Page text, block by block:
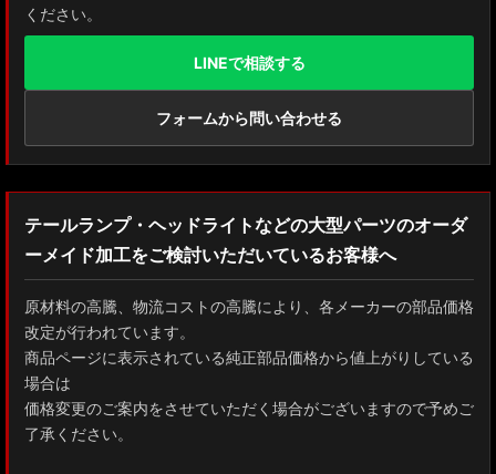
MXAA54 AXAH54/52 RAV4
GDJ150W/151 WTRJ150 ランドクルーザー プラド
ZVG11/ZSG10 カローラクロス
GXPA16 MXPA12 GRヤリス
MXPH10/MXPA10/MXBA10/KSP210 ヤリス
MXPJ10/15 MXPB10/15 ヤリスクロス
ZYX10 NGX50 C-HR
AAHH40W/AAHH45W/TAHA40W ヴェルファイア
ください。
LINEで相談する
フォームから問い合わせる
テールランプ・ヘッドライトなどの大型パーツのオーダ
ーメイド加工をご検討いただいているお客様へ
原材料の高騰、物流コストの高騰により、各メーカーの部品価格
改定が行われています。
商品ページに表示されている純正部品価格から値上がりしている
場合は
価格変更のご案内をさせていただく場合がございますので予めご
了承ください。